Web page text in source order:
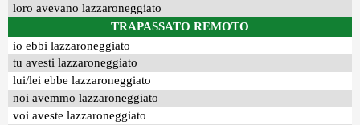
loro avevano lazzaroneggiato
TRAPASSATO REMOTO
io ebbi lazzaroneggiato
tu avesti lazzaroneggiato
lui/lei ebbe lazzaroneggiato
noi avemmo lazzaroneggiato
voi aveste lazzaroneggiato